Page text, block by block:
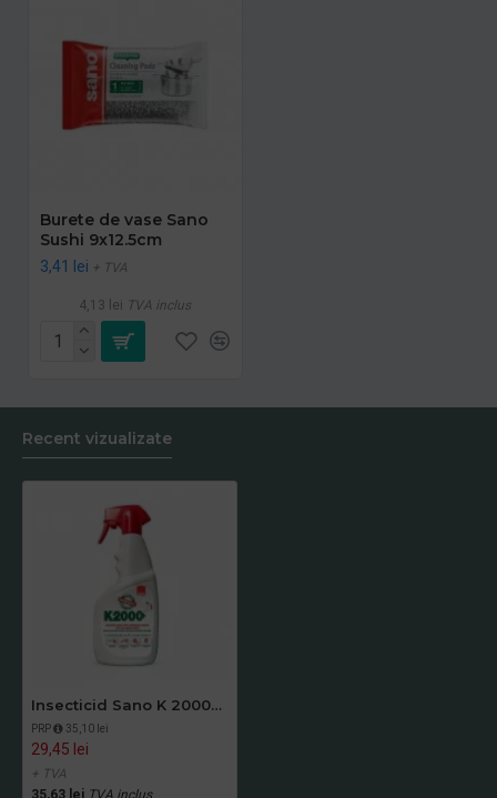
Burete de vase Sano
Sushi 9x12.5cm
3,41 lei + TVA
4,13 lei TVA inclus
Recent vizualizate
Insecticid Sano K 2000+ 750 ml
PRP 35,10 lei
29,45 lei
+ TVA
35,63 lei TVA inclus